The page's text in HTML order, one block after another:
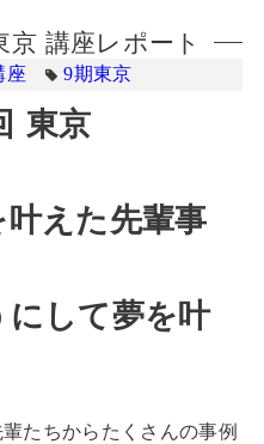
京 講座レポート
座 9期東京
東京
えた先輩事
にして夢を叶
たちからたくさんの事例